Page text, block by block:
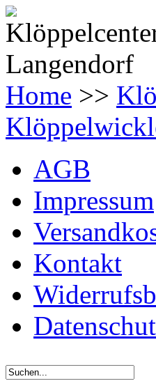
Home >>
AGB
Impressum
Kontakt